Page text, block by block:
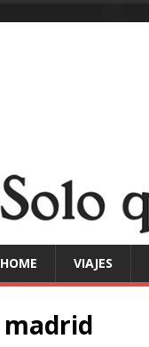
HOME VIAJES
madrid